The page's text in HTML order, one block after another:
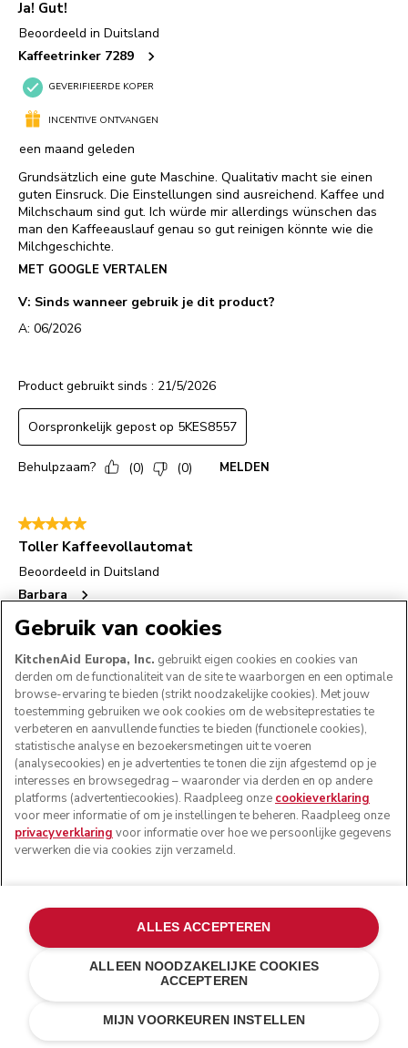
€ 1.529,15 Kosten besparen€ 269,85
Gebruik van cookies
KitchenAid Europa, Inc. gebruikt eigen cookies en cookies van
derden om de functionaliteit van de site te waarborgen en een optimale
browse-ervaring te bieden (strikt noodzakelijke cookies). Met jouw
toestemming gebruiken we ook cookies om de websiteprestaties te
verbeteren en aanvullende functies te bieden (functionele cookies),
statistische analyse en bezoekersmetingen uit te voeren
(analysecookies) en je advertenties te tonen die zijn afgestemd op je
interesses en browsegedrag – waaronder via derden en op andere
platforms (advertentiecookies). Raadpleeg onze cookieverklaring
voor meer informatie of om je instellingen te beheren. Raadpleeg onze
privacyverklaring voor informatie over hoe we persoonlijke gegevens
verwerken die via cookies zijn verzameld.
MIJN VOORKEUREN INSTELLEN
ALLEEN NOODZAKELIJKE COOKIES
ACCEPTEREN
ALLES ACCEPTEREN